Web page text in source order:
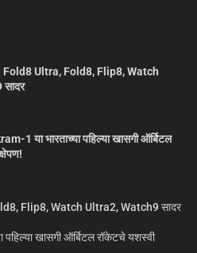
Ultra, Fold8, Flip8, Watch
1 या भारताच्या पहिल्या खासगी ऑर्बिटल
Flip8, Watch Ultra2, Watch9 सादर
खासगी ऑर्बिटल रॉकेटचे यशस्वी